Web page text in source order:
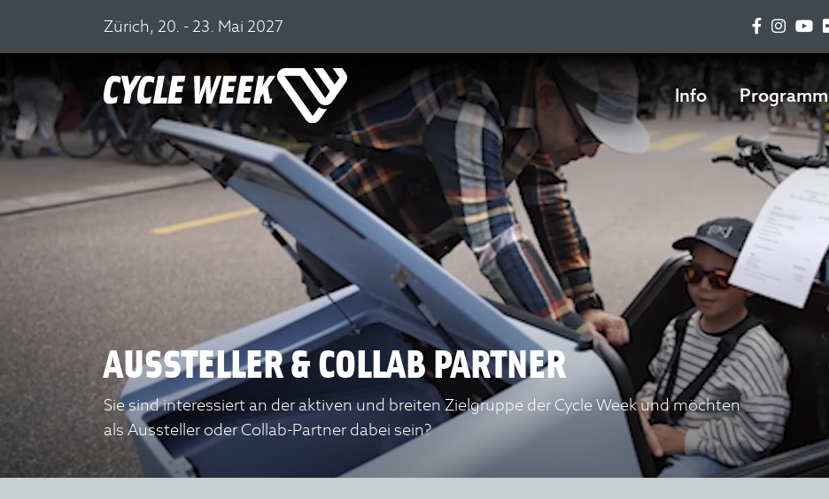
Zürich, 20. - 23. Mai 2027
Info Programm
AUSSTELLER & COLLAB PARTNER
Sie sind interessiert an der aktiven und breiten Zielgruppe der Cycle Week und möchten
als Aussteller oder Collab-Partner dabei sein?